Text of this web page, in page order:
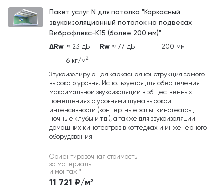
Пакет услуг N для потолка "Каркасный
звукоизоляционный потолок на подвесах
Виброфлекс-К15 (более 200 мм)"
ΔRw ≈ 23 дБ Rw ≈ 77 дБ
200 мм
6 кг/м2
Звукоизолирующая каркасная конструкция самого
высокого уровня. Используется для обеспечения
максимальной звукоизоляции в общественных
помещениях с уровнями шума высокой
интенсивности (концертные залы, кинотеатры,
ночные клубы и т.д.), а также для звукоизоляции
домашних кинотеатров в коттеджах и инженерного
оборудования.
Ориентировочная стоимость
за материалы
и монтаж *
11 721 ₽/м²